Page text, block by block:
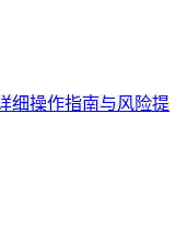
细操作指南与风险提